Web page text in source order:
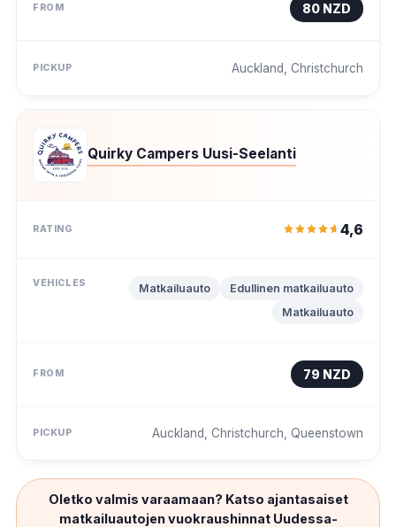
80 NZD
Auckland, Christchurch
Quirky Campers Uusi-Seelanti
4,6
Matkailuauto
Edullinen matkailuauto
Matkailuauto
79 NZD
Auckland, Christchurch, Queenstown
Oletko valmis varaamaan? Katso ajantasaiset
matkailuautojen vuokraushinnat Uudessa-